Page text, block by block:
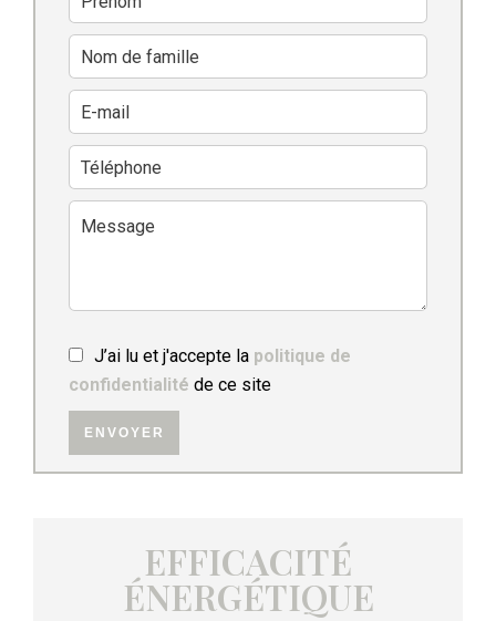
J’ai lu et j'accepte la politique de
confidentialité de ce site
ENVOYER
EFFICACITÉ
ÉNERGÉTIQUE